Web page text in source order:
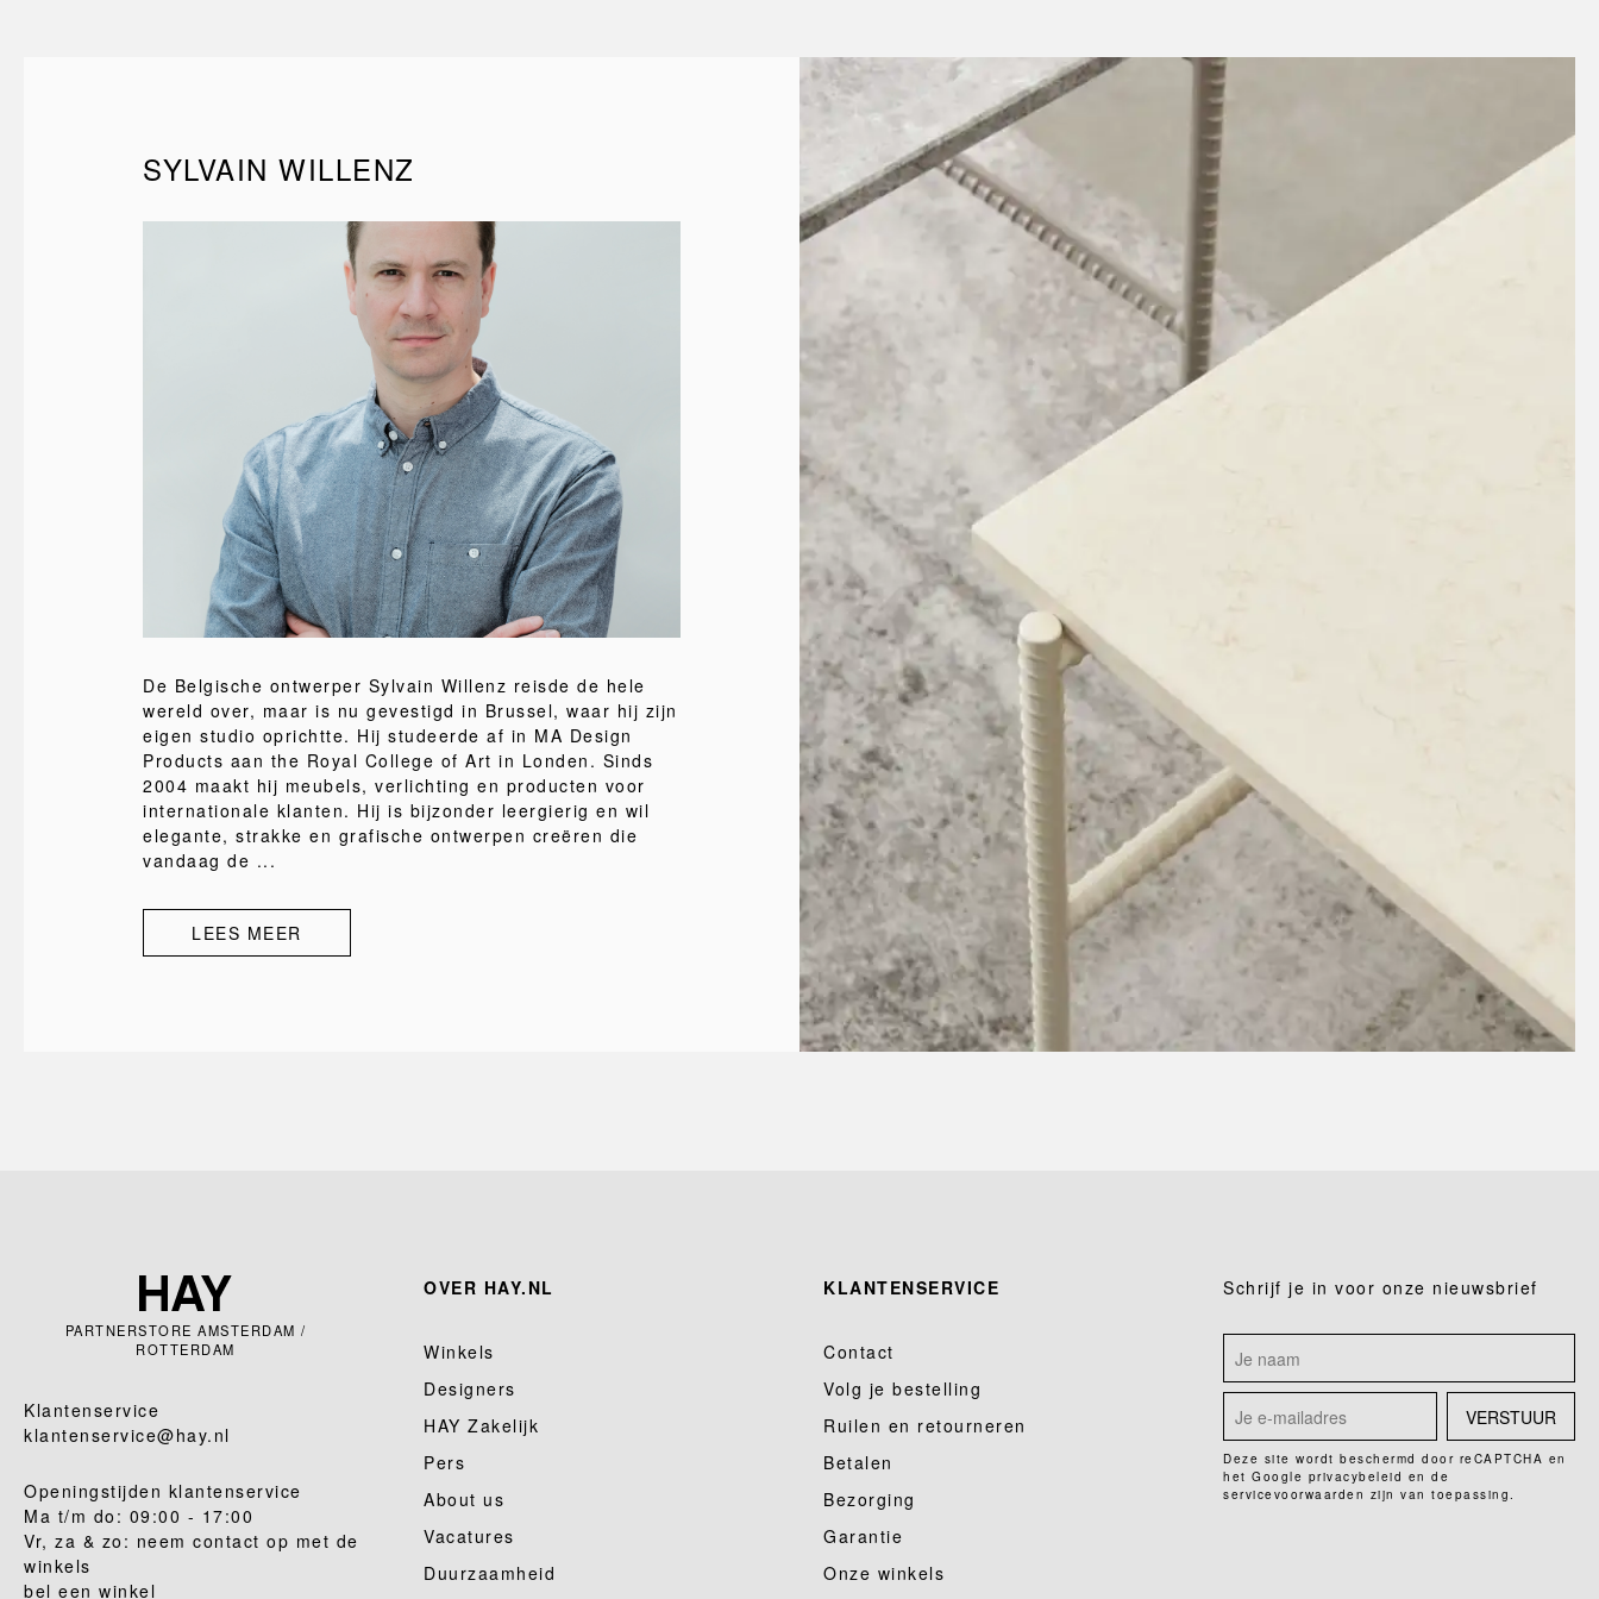
SYLVAIN WILLENZ
De Belgische ontwerper Sylvain Willenz reisde de hele
wereld over, maar is nu gevestigd in Brussel, waar hij zijn
eigen studio oprichtte. Hij studeerde af in MA Design
Products aan the Royal College of Art in Londen. Sinds
2004 maakt hij meubels, verlichting en producten voor
internationale klanten. Hij is bijzonder leergierig en wil
elegante, strakke en grafische ontwerpen creëren die
vandaag de ...
LEES MEER
PARTNERSTORE AMSTERDAM /
ROTTERDAM
Klantenservice
klantenservice@hay.nl
Openingstijden klantenservice
Ma t/m do: 09:00 - 17:00
Vr, za & zo: neem contact op met de
winkels
bel een winkel
OVER HAY.NL
Winkels
Designers
HAY Zakelijk
Pers
About us
Vacatures
Duurzaamheid
KLANTENSERVICE
Contact
Volg je bestelling
Ruilen en retourneren
Betalen
Bezorging
Garantie
Onze winkels
Schrijf je in voor onze nieuwsbrief
VERSTUUR
Deze site wordt beschermd door reCAPTCHA en
het Google privacybeleid en de
servicevoorwaarden zijn van toepassing.